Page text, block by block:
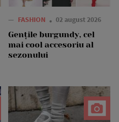
— FASHION 02 august 2026
Gențile burgundy, cel
mai cool accesoriu al
sezonului